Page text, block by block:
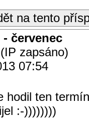
na tento
červenec
(IP zapsáno)
07:54
hodil ten
:-))))))))